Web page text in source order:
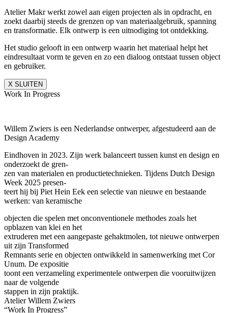
Atelier Makr werkt zowel aan eigen projecten als in opdracht, en
zoekt daarbij steeds de grenzen op van materiaalgebruik, spanning
en transformatie. Elk ontwerp is een uitnodiging tot ontdekking.
Het studio gelooft in een ontwerp waarin het materiaal helpt het
eindresultaat vorm te geven en zo een dialoog ontstaat tussen object
en gebruiker.
X SLUITEN
Work In Progress
Willem Zwiers is een Nederlandse ontwerper, afgestudeerd aan de
Design Academy
Eindhoven in 2023. Zijn werk balanceert tussen kunst en design en
onderzoekt de gren-
zen van materialen en productietechnieken. Tijdens Dutch Design
Week 2025 presen-
teert hij bij Piet Hein Eek een selectie van nieuwe en bestaande
werken: van keramische
objecten die spelen met onconventionele methodes zoals het
opblazen van klei en het
extruderen met een aangepaste gehaktmolen, tot nieuwe ontwerpen
uit zijn Transformed
Remnants serie en objecten ontwikkeld in samenwerking met Cor
Unum. De expositie
toont een verzameling experimentele ontwerpen die vooruitwijzen
naar de volgende
stappen in zijn praktijk.
Atelier Willem Zwiers
“Work In Progress”